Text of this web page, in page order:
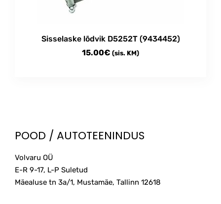
Sisselaske lõdvik D5252T (9434452)
15.00€ (sis. KM)
POOD / AUTOTEENINDUS
Volvaru OÜ
E-R 9-17, L-P Suletud
Mäealuse tn 3a/1, Mustamäe, Tallinn 12618